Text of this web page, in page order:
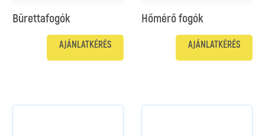
Bürettafogók
AJÁNLATKÉRÉS
Hőmérő fogók
AJÁNLATKÉRÉS